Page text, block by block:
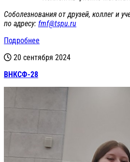
Соболезнования от друзей, коллег и
по адресу: fmf@tspu.ru
Подробнее
20 сентября 2024
ВНКСФ-28